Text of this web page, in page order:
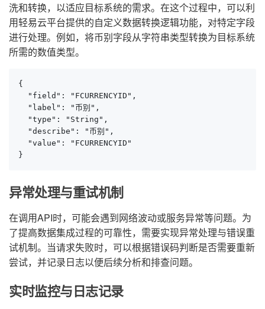
洗和转换，以适应目标系统的需求。在这个过程中，可以利
用轻易云平台提供的自定义数据转换逻辑功能，对特定字段
进行处理。例如，将币别字段从字符串类型转换为目标系统
所需的数值类型。
{
  "field": "FCURRENCYID",
  "label": "币别",
  "type": "String",
  "describe": "币别",
  "value": "FCURRENCYID"
}
异常处理与重试机制
在调用API时，可能会遇到网络波动或服务异常等问题。为
了提高数据集成过程的可靠性，需要实现异常处理与错误重
试机制。当请求失败时，可以根据错误码判断是否需要重新
尝试，并记录日志以便后续分析和排查问题。
实时监控与日志记录